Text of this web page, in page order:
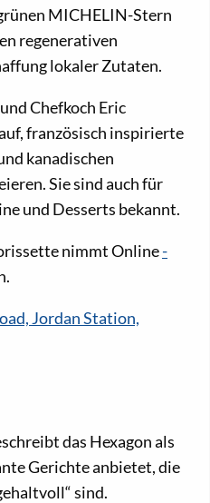
MICHELIN-Stern
regenerativen
lokaler Zutaten.
Chefkoch Eric
französisch inspirierte
kanadischen
Sie sind auch für
und Desserts bekannt.
nimmt Online-
Jordan Station,
das Hexagon als
Gerichte anbietet, die
sind.